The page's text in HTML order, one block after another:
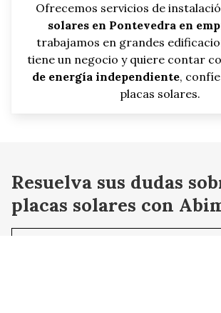
Ofrecemos servicios de
solares en Pontevedra en
trabajamos en grandes
tiene un negocio y quiere contar
de energía independiente,
placas solares.
Resuelva sus dudas
placas solares con